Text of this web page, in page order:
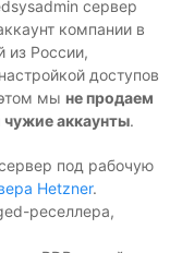
сервер
компании в
из России,
доступов
мы не продаем
аккаунты.
под рабочую
Hetzner.
реселлера,